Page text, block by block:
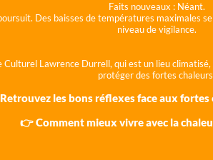
Faits nouveaux : Néant.
Des baisses de températures
niveau de vigilance.
Lawrence Durrell, qui est un lieu
protéger des fortes
les bons réflexes face aux fortes
👉 Comment mieux vivre avec la